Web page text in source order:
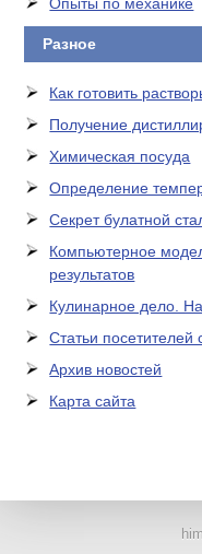
Разное
Как готовить
Получение
Химическая посуда
Определение
Секрет булатной
Компьютерное
результатов
Кулинарное дело.
Статьи посетителей
Архив новостей
Карта сайта